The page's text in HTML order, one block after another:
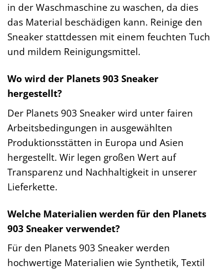
in der Waschmaschine zu waschen, da dies
das Material beschädigen kann. Reinige den
Sneaker stattdessen mit einem feuchten Tuch
und mildem Reinigungsmittel.
Wo wird der Planets 903 Sneaker
hergestellt?
Der Planets 903 Sneaker wird unter fairen
Arbeitsbedingungen in ausgewählten
Produktionsstätten in Europa und Asien
hergestellt. Wir legen großen Wert auf
Transparenz und Nachhaltigkeit in unserer
Lieferkette.
Welche Materialien werden für den Planets
903 Sneaker verwendet?
Für den Planets 903 Sneaker werden
hochwertige Materialien wie Synthetik, Textil